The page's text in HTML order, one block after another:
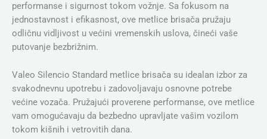
performanse i sigurnost tokom vožnje. Sa fokusom na
jednostavnost i efikasnost, ove metlice brisača pružaju
odličnu vidljivost u većini vremenskih uslova, čineći vaše
putovanje bezbrižnim.
Valeo Silencio Standard metlice brisača su idealan izbor za
svakodnevnu upotrebu i zadovoljavaju osnovne potrebe
većine vozača. Pružajući proverene performanse, ove metlice
vam omogućavaju da bezbedno upravljate vašim vozilom
tokom kišnih i vetrovitih dana.